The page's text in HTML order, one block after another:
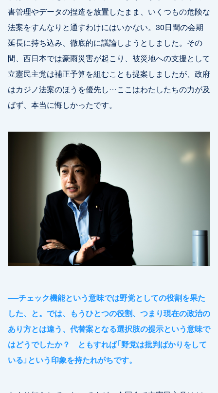
書管理やデータの捏造を放置したまま、いくつもの危険な
法案をすんなりと通すわけにはいかない。30日間の会期
延長に持ち込み、徹底的に議論しようとしました。その
間、西日本では豪雨災害が起こり、被災地への支援として
立憲民主党は補正予算を組むことも提案しましたが、政府
はカジノ法案のほうを優先し…ここはわたしたちの力が及
ばず、本当に悔しかったです。
──チェック機能という意味では野党としての役割を果た
した、と。では、もうひとつの役割、つまり現在の政治の
あり方とは違う、代替案となる選択肢の提示という意味で
はどうでしたか？ ともすれば「野党は批判ばかりをして
いる」という印象を持たれがちです。